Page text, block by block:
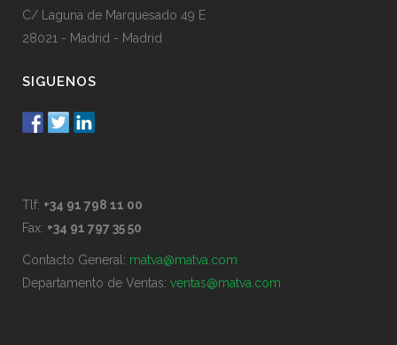
C/ Laguna de Marquesado 49 E
28021 - Madrid - Madrid
SIGUENOS
Tlf: +34 91 798 11 00
Fax: +34 91 797 35 50
Contacto General: matva@matva.com
Departamento de Ventas: ventas@matva.com